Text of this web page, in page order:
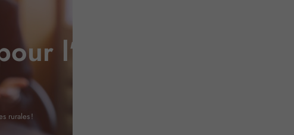
l’outre-mer et les
rurales !